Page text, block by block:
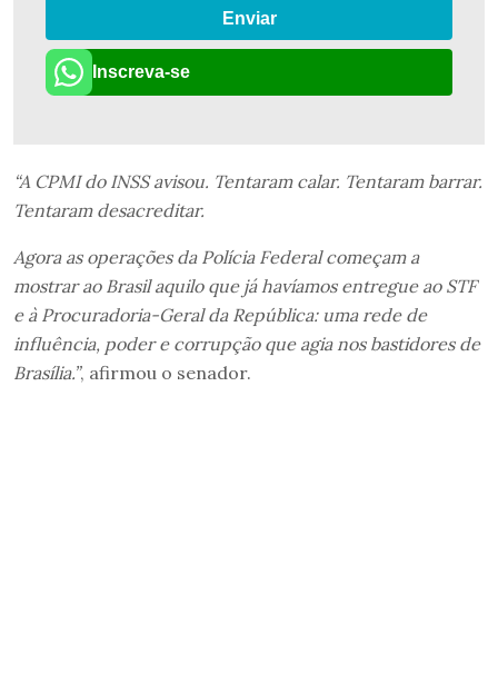
Enviar
Inscreva-se
“A CPMI do INSS avisou. Tentaram calar. Tentaram barrar.
Tentaram desacreditar.
Agora as operações da Polícia Federal começam a
mostrar ao Brasil aquilo que já havíamos entregue ao STF
e à Procuradoria-Geral da República: uma rede de
influência, poder e corrupção que agia nos bastidores de
Brasília.”, afirmou o senador.